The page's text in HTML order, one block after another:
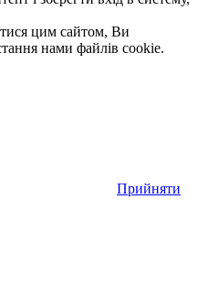
цим сайтом, Ви
нами файлів cookie.
Прийняти